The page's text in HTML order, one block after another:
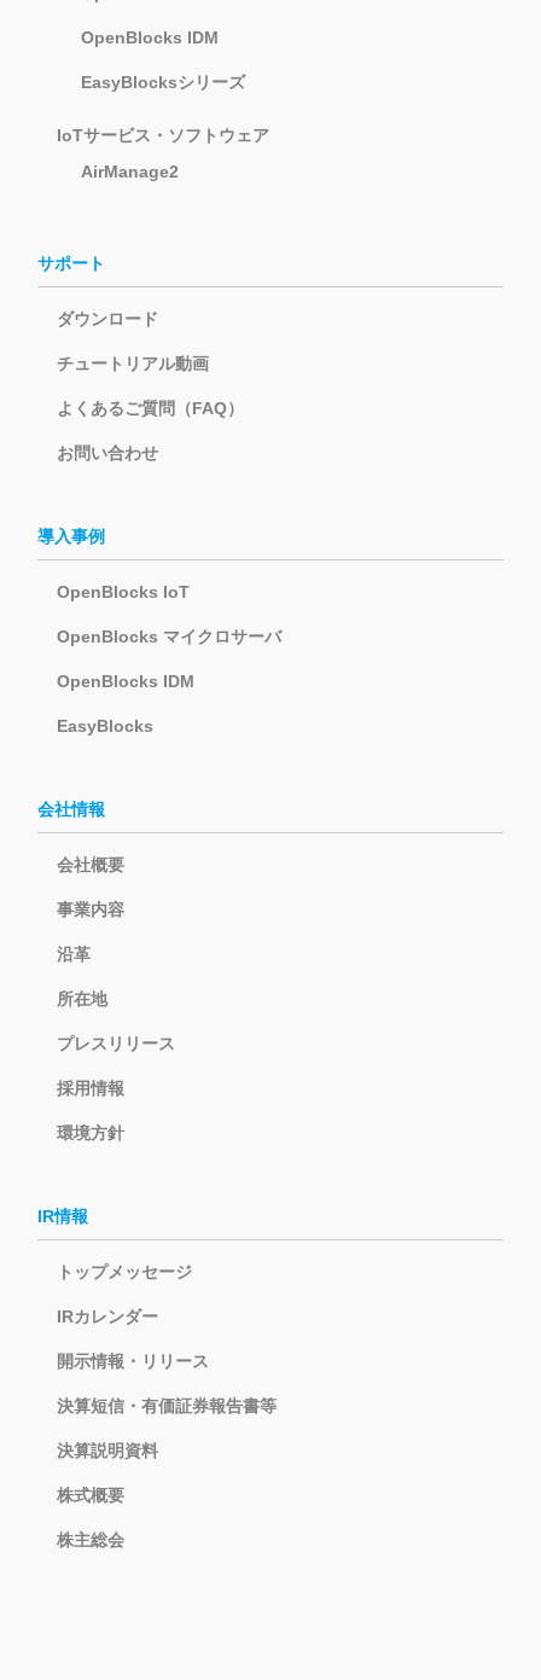
OpenBlocks IDM
EasyBlocksシリーズ
IoTサービス・ソフトウェア
AirManage2
サポート
ダウンロード
チュートリアル動画
よくあるご質問（FAQ）
お問い合わせ
導入事例
OpenBlocks IoT
OpenBlocks マイクロサーバ
OpenBlocks IDM
EasyBlocks
会社情報
会社概要
事業内容
沿革
所在地
プレスリリース
採用情報
環境方針
IR情報
トップメッセージ
IRカレンダー
開示情報・リリース
決算短信・有価証券報告書等
決算説明資料
株式概要
株主総会